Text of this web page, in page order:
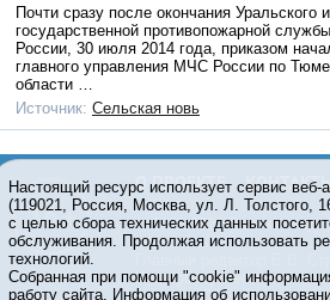
Почти сразу после окончания Уральского
государственной противопожарной
России, 30 июля 2014 года, приказом
главного управления МЧС России по
области …
Источник: Сельская новь
О ПРОЕКТЕ
© 2001-2026 Сетевое
обязательна.
Информационная лента
области. Свидетельство
Настоящий ресурс использует сервис
(119021, Россия, Москва, ул. Л. Толстого,
с целью сбора технических данных
обслуживания. Продолжая использовать
технологий.
Собранная при помощи "cookie"
работу сайта. Информация об